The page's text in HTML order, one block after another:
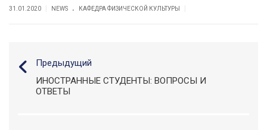
31.01.2020 NEWS . КАФЕДРА ФИЗИЧЕСКОЙ КУЛЬТУРЫ
Предыдущий
ИНОСТРАННЫЕ СТУДЕНТЫ: ВОПРОСЫ И
ОТВЕТЫ